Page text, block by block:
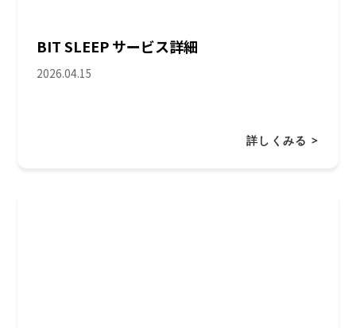
BIT SLEEP サービス詳細
2026.04.15
詳しくみる >